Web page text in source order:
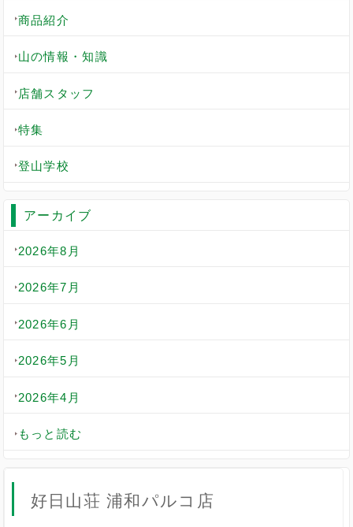
商品紹介
山の情報・知識
店舗スタッフ
特集
登山学校
アーカイブ
2026年8月
2026年7月
2026年6月
2026年5月
2026年4月
もっと読む
好日山荘 浦和パルコ店